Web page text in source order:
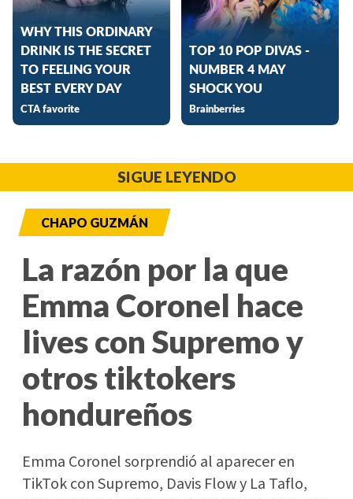
SIGUE LEYENDO
CHAPO GUZMÁN
La razón por la que
Emma Coronel hace
lives con Supremo y
otros tiktokers
hondureños
Emma Coronel sorprendió al aparecer en
TikTok con Supremo, Davis Flow y La Taflo,